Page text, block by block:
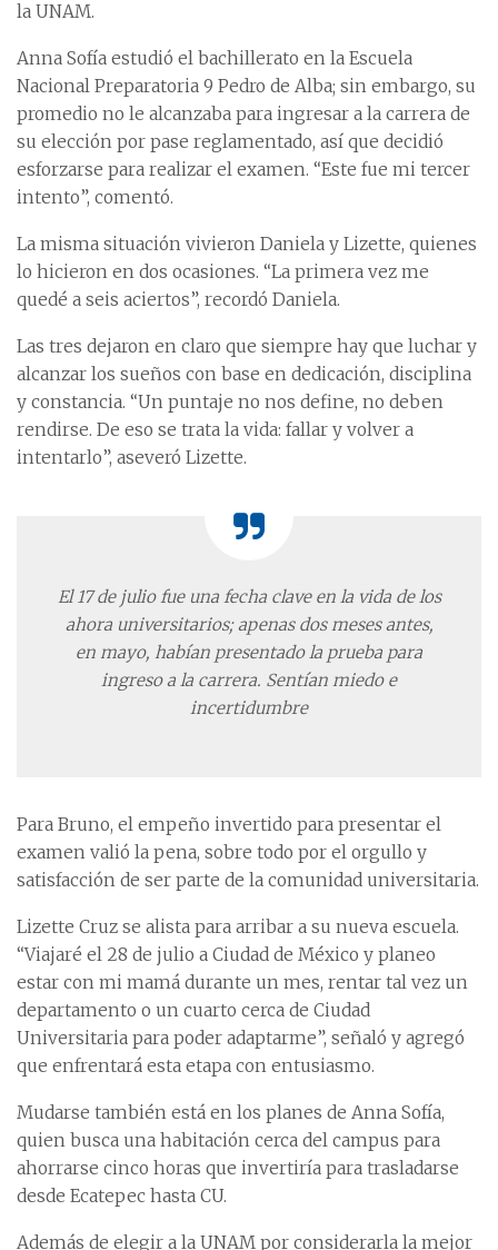
la UNAM.
Anna Sofía estudió el bachillerato en la Escuela
Nacional Preparatoria 9 Pedro de Alba; sin embargo, su
promedio no le alcanzaba para ingresar a la carrera de
su elección por pase reglamentado, así que decidió
esforzarse para realizar el examen. “Este fue mi tercer
intento”, comentó.
La misma situación vivieron Daniela y Lizette, quienes
lo hicieron en dos ocasiones. “La primera vez me
quedé a seis aciertos”, recordó Daniela.
Las tres dejaron en claro que siempre hay que luchar y
alcanzar los sueños con base en dedicación, disciplina
y constancia. “Un puntaje no nos define, no deben
rendirse. De eso se trata la vida: fallar y volver a
intentarlo”, aseveró Lizette.
El 17 de julio fue una fecha clave en la vida de los
ahora universitarios; apenas dos meses antes,
en mayo, habían presentado la prueba para
ingreso a la carrera. Sentían miedo e
incertidumbre
Para Bruno, el empeño invertido para presentar el
examen valió la pena, sobre todo por el orgullo y
satisfacción de ser parte de la comunidad universitaria.
Lizette Cruz se alista para arribar a su nueva escuela.
“Viajaré el 28 de julio a Ciudad de México y planeo
estar con mi mamá durante un mes, rentar tal vez un
departamento o un cuarto cerca de Ciudad
Universitaria para poder adaptarme”, señaló y agregó
que enfrentará esta etapa con entusiasmo.
Mudarse también está en los planes de Anna Sofía,
quien busca una habitación cerca del campus para
ahorrarse cinco horas que invertiría para trasladarse
desde Ecatepec hasta CU.
Además de elegir a la UNAM por considerarla la mejor